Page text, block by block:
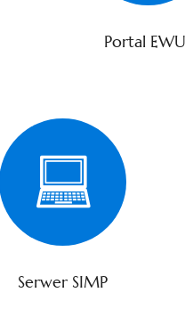
Portal
Serwer SIMP